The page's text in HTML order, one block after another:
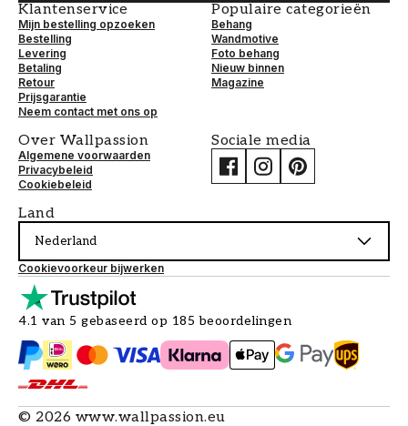
Klantenservice
Mijn bestelling opzoeken
Bestelling
Levering
Betaling
Retour
Prijsgarantie
Neem contact met ons op
Populaire categorieën
Behang
Wandmotive
Foto behang
Nieuw binnen
Magazine
Over Wallpassion
Algemene voorwaarden
Privacybeleid
Cookiebeleid
Sociale media
Land
Nederland
Cookievoorkeur bijwerken
4.1 van 5 gebaseerd op 185 beoordelingen
© 2026 www.wallpassion.eu